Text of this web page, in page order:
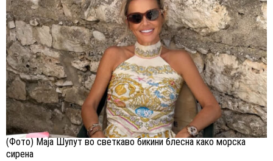
(Фото) Маја Шупут во светкаво бикини блесна како морска
сирена